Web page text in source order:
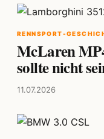
RENNSPORT-
McLaren
sollte nicht
11.07.2026